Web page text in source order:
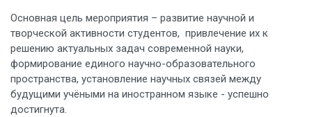
Основная цель мероприятия – развитие научной и
творческой активности студентов, привлечение их к
решению актуальных задач современной науки,
формирование единого научно-образовательного
пространства, установление научных связей между
будущими учёными на иностранном языке - успешно
достигнута.